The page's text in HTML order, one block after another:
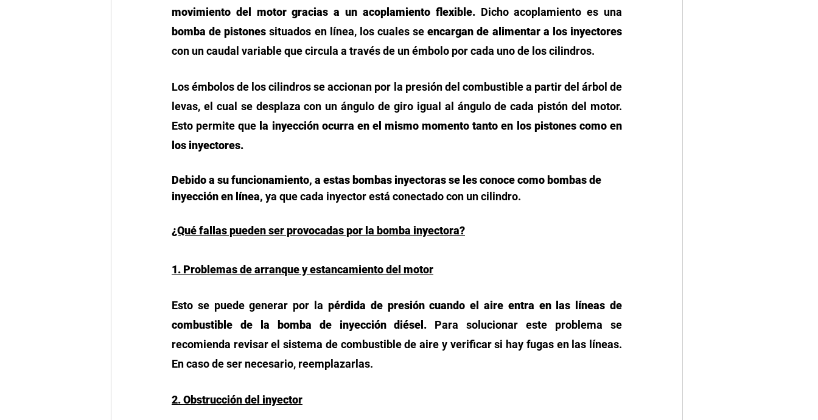
movimiento del motor gracias a un acoplamiento flexible.
bomba de pistones situados en línea, los cuales se encargan de alimentar a los inyectores
con un caudal variable que circula a través de un émbolo por cada uno de los cilindros.
Los émbolos de los cilindros se accionan por la presión del combustible a partir del árbol de
levas, el cual se desplaza con un ángulo de giro igual al ángulo de cada pistón del motor.
Esto permite que la inyección ocurra en el mismo momento tanto en los pistones como en
los inyectores.
Debido a su funcionamiento, a estas bombas inyectoras se les conoce como bombas de
inyección en línea, ya que cada inyector está conectado con un cilindro.
¿Qué fallas pueden ser provocadas por la bomba inyectora?
1. Problemas de arranque y estancamiento del motor
Esto se puede generar por la pérdida de presión cuando el aire entra en las líneas de
combustible de la bomba de inyección diésel. Para solucionar este problema se
recomienda revisar el sistema de combustible de aire y verificar si hay fugas en las líneas.
En caso de ser necesario, reemplazarlas.
2. Obstrucción del inyector